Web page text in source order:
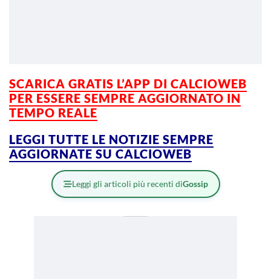
SCARICA GRATIS L’APP DI CALCIOWEB
PER ESSERE SEMPRE AGGIORNATO IN
TEMPO REALE
LEGGI TUTTE LE NOTIZIE SEMPRE
AGGIORNATE SU CALCIOWEB
Leggi gli articoli più recenti diGossip